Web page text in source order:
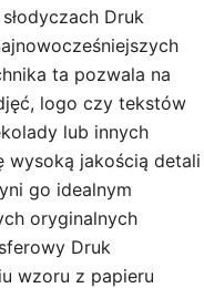
Druk
ta pozwala na
logo czy tekstów
lub innych
wysoką jakością detali
go idealnym
oryginalnych
Druk
wzoru z papieru